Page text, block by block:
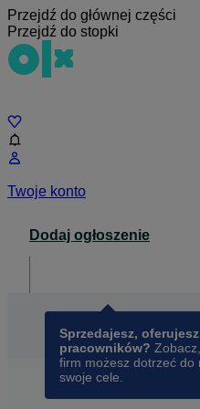
Przejdź do głównej części
Przejdź do stopki
Twoje konto
Dodaj ogłoszenie
Sprzedajesz,
pracowników?
firm możesz dotrzeć
swoje cele.